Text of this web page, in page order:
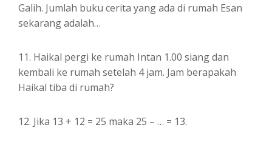
Galih. Jumlah buku cerita yang ada di rumah Esan
sekarang adalah…
11. Haikal pergi ke rumah Intan 1.00 siang dan
kembali ke rumah setelah 4 jam. Jam berapakah
Haikal tiba di rumah?
12. Jika 13 + 12 = 25 maka 25 – … = 13.